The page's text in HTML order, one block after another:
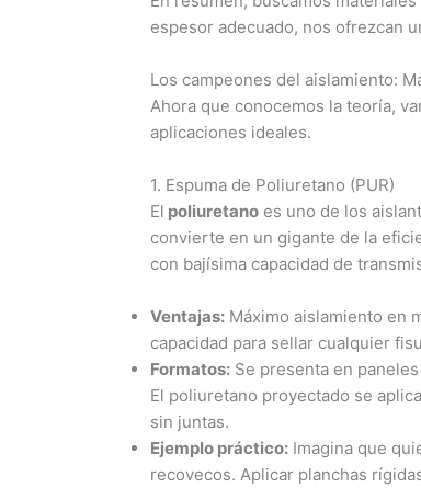
espesor adecuado, nos ofrezcan
Los campeones del aislamiento:
Ahora que conocemos la teoría,
aplicaciones ideales.
1. Espuma de Poliuretano (PUR)
El poliuretano es uno de los
convierte en un gigante de la
con bajísima capacidad de
Ventajas: Máximo aislamiento en
capacidad para sellar cualquier
Formatos: Se presenta en
El poliuretano proyectado se
sin juntas.
Ejemplo práctico: Imagina que
recovecos. Aplicar planchas